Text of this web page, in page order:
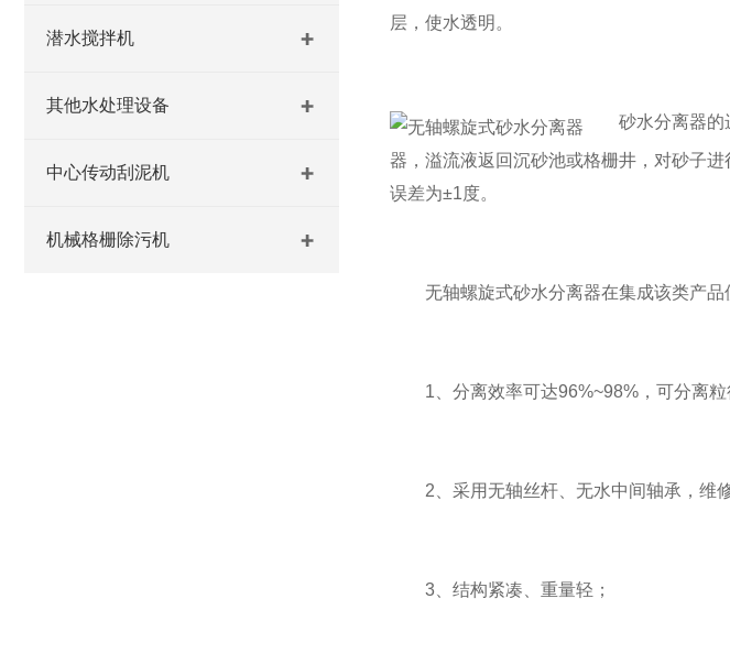
潜水搅拌机
其他水处理设备
中心传动刮泥机
机械格栅除污机
层，使水透明。
砂水分离器的进
器，溢流液返回沉砂池或格栅井，对砂子
误差为±1度。
无轴螺旋式砂水分离器在集成该类产品
1、分离效率可达96%~98%，可分离粒
2、采用无轴丝杆、无水中间轴承，维修
3、结构紧凑、重量轻；